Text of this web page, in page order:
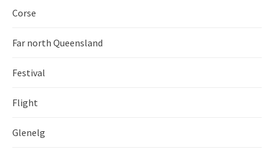
Corse
Far north Queensland
Festival
Flight
Glenelg